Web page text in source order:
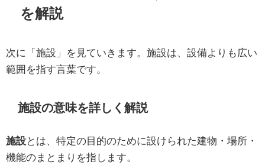
を解説
次に「施設」を見ていきます。施設は、設備よりも広い
範囲を指す言葉です。
施設の意味を詳しく解説
施設とは、特定の目的のために設けられた建物・場所・
機能のまとまりを指します。